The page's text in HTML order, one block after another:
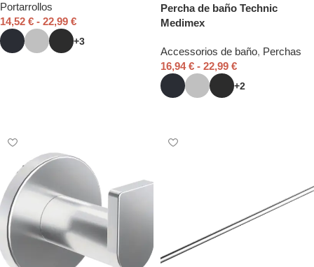
Portarrollos
14,52 € - 22,99 €
+3
Percha de baño Technic
Medimex
Accessorios de baño, Perchas
16,94€ - 22,99 €
+2